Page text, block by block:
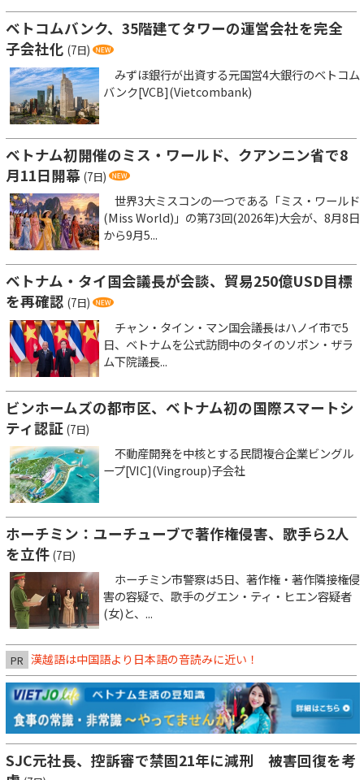
ベトコムバンク、35階建てタワーの運営会社を完全
子会社化 (7日)
みずほ銀行が出資する元国営4大銀行のベトコム
バンク[VCB](Vietcombank)
ベトナム初開催のミス・ワールド、クアンニン省で8
月11日開幕 (7日)
世界3大ミスコンの一つである「ミス・ワールド
(Miss World)」の第73回(2026年)大会が、8月8日
から9月5...
ベトナム・タイ国会議長が会談、貿易250億USD目標
を再確認 (7日)
チャン・タイン・マン国会議長はハノイ市で5
日、ベトナムを公式訪問中のタイのソポン・ザラ
ム下院議長...
ビンホームズの都市区、ベトナム初の国際スマートシ
ティ認証 (7日)
不動産開発を中核とする民間複合企業ビングル
ープ[VIC](Vingroup)子会社
ホーチミン：ユーチューブで著作権侵害、歌手ら2人
を立件 (7日)
ホーチミン市警察は5日、著作権・著作隣接権侵
害の容疑で、歌手のグエン・ティ・ヒエン容疑者
(女)と、...
PR 漢越語は中国語より日本語の音読みに近い！
SJC元社長、控訴審で禁固21年に減刑 被害回復を考